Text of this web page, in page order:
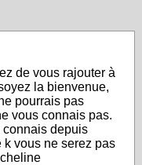
de vous rajouter à
la bienvenue,
pourrais pas
vous connais pas.
connais depuis
vous ne serez pas